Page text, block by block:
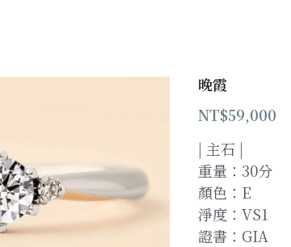
晚霞
NT$59,000
| 主石 |
重量：30分
顏色：E
淨度：VS1
證書：GIA